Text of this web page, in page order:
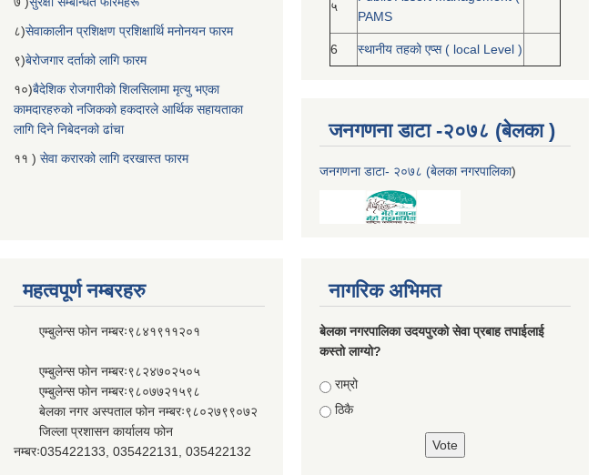
८)सेवाकालीन प्रशिक्षण प्रशिक्षार्थि मनोनयन फारम
९)बेरोजगार दर्ताको लागि फारम
१०)बैदेशिक रोजगारीको शिलसिलामा मृत्यु भएका
कामदारहरुको नजिकको हकदारले आर्थिक सहायताका
लागि दिने निबेदनको ढांचा
११ ) सेवा करारको लागि दरखास्त फारम
५
PAMS
6 स्थानीय तहको एप्स ( local Level )
जनगणना डाटा -२०७८ (बेलका )
जनगणना डाटा- २०७८ (बेलका नगरपालिका)
महत्वपूर्ण नम्बरहरु
एम्बुलेन्स फोन नम्बरः९८४१९११२०१
एम्बुलेन्स फोन नम्बरः९८२४७०२५०५
एम्बुलेन्स फोन नम्बरः९८०७७२१५९८
बेलका नगर अस्पताल फोन नम्बरः९८०२७९९०७२
जिल्ला प्रशासन कार्यालय फोन
नम्बरः035422133, 035422131, 035422132
नागरिक अभिमत
बेलका नगरपालिका उदयपुरको सेवा प्रबाह तपाईलाई
कस्तो लाग्यो?
Choices
राम्रो
ठिकै